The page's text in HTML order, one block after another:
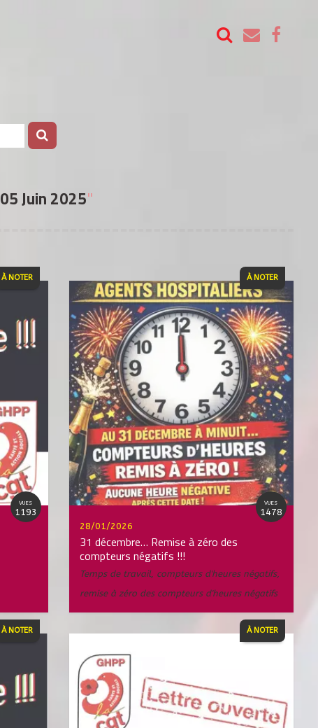
05 Juin 2025"
À NOTER
VUES
1193
À NOTER
28/01/2026
31 décembre… Remise à zéro des
compteurs négatifs !!!
Temps de travail, compteurs d'heures négatifs,
remise à zéro des compteurs d'heures négatifs
VUES
1478
À NOTER À NOTER